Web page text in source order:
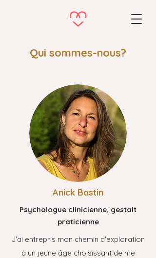
Qui sommes-nous?
Anick Bastin
Psychologue clinicienne, gestalt
praticienne
J'ai entrepris mon chemin d'exploration
à un jeune âge choisissant de me